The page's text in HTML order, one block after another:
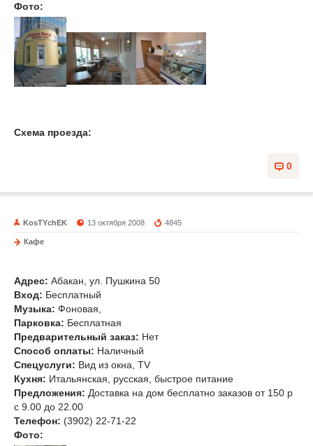
Фото:
Схема проезда:
0
KosTYchEK 13 октября 2008 4845
Кафе
Адрес: Абакан, ул. Пушкина 50
Вход: Бесплатный
Музыка: Фоновая,
Парковка: Бесплатная
Предварительный заказ: Нет
Способ оплаты: Наличный
Спецуслуги: Вид из окна, TV
Кухня: Итальянская, русская, быстрое питание
Предложения: Доставка на дом бесплатно заказов от 150 р
с 9.00 до 22.00
Телефон: (3902) 22-71-22
Фото: